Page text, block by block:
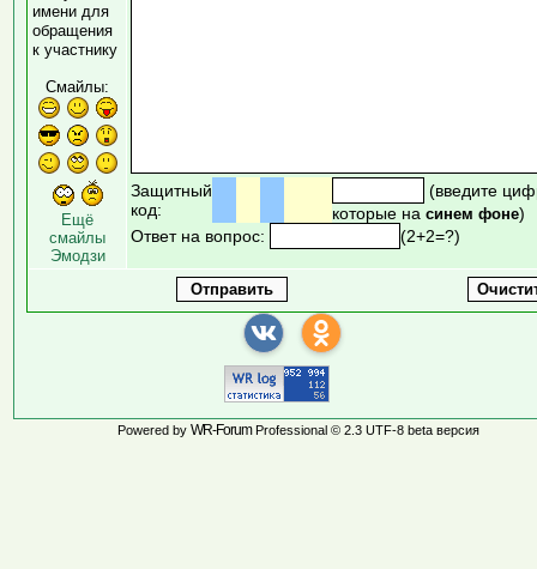
имени для
обращения
к участнику
Смайлы:
Ещё
смайлы
Эмодзи
Защитный
код:
(введите
которые на синем фоне)
Ответ на вопрос:
(2+2=?)
Powered by WR-ForumProfessional © 2.3 UTF-8 beta версия